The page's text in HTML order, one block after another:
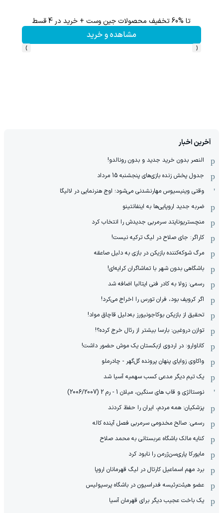
تا %60 تخفیف محصولات جین وست + خرید در 4 قسط
مشاهده و خرید
‹
›
آخرین اخبار
النصر بدون خرید جدید و بدون رونالدو!
جدول پخش زنده بازی‌های پنجشنبه 15 مرداد
وقتی وینیسیوس مهارنشدنی می‌شود؛ اوج هنرنمایی در لالیگا
ضربه جدید اروپایی‌ها به اینفانتینو
منچستریونایتد سرمربی جدیدش را انتخاب کرد
کاراگر: جای صلاح در لیگ ترکیه نیست!
مرگ شوکه‌کننده بازیکن در بازی به دلیل صاعقه
باشگاهی بدون شهر با تماشاگران کرایه‌ای!
رسمی: زولا به کادر فنی ایتالیا اضافه شد
اگر کرویف بود، فران تورس را اخراج می‌کرد!
تحقیق از بازیکن بوکاجونیورز به‌دلیل قاچاق مواد!
توازن دروغین: بارسا بیشتر از رئال خرج کرده؟!
کاناوارو: در اردوی ازبکستان یک موش حضور داشت!
واکاوی زوایای پنهان پرونده گل‌گهر - چادرملو
یک تیم دیگر مدعی کسب سهمیه آسیا شد
نوستالژی و قاب های سنگین، میلان 1 - رم 2 (2006/2007)
پزشکیان: همه مردم، ایران را حفظ کردند
رسمی: صالح مخدومی سرمربی فصل آینده کاله
کنایه مالک باشگاه عربستانی به محمد صلاح
مایورکا پاری‌سن‌ژرمن را نابود کرد
برد مهم اسماعیل کارتال در لیگ قهرمانان اروپا
عضو هیئت‌رئیسه فدراسیون در باشگاه پرسپولیس
یک باخت عجیب دیگر برای قهرمان آسیا